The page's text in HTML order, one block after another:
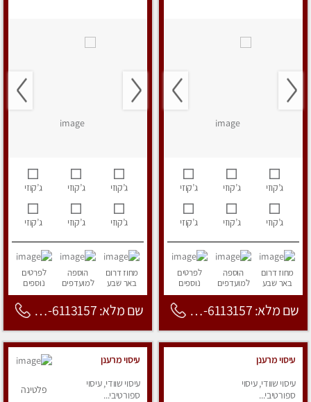
ג’קוזי ג’קוזי ג’קוזי
ג’קוזי ג’קוזי ג’קוזי
מחוז דרום
באר שבע
הוספה
למועדפים
לפרטים
נוספים
שם מלא: 053-6113157
ג’קוזי ג’קוזי ג’קוזי
ג’קוזי ג’קוזי ג’קוזי
מחוז דרום
באר שבע
הוספה
למועדפים
לפרטים
נוספים
שם מלא: 053-6113157
עיסוי מרענן
עיסוי שוודי, עיסוי
ספורטיבי...
עיסוי מרענן
עיסוי שוודי, עיסוי
ספורטיבי...
פלטינה